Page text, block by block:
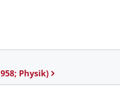
Physik)